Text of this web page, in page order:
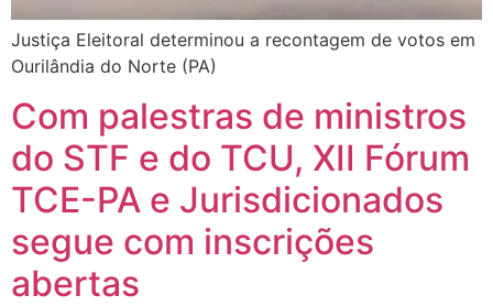
Justiça Eleitoral determinou a recontagem de votos em
Ourilândia do Norte (PA)
Com palestras de ministros
do STF e do TCU, XII Fórum
TCE-PA e Jurisdicionados
segue com inscrições
abertas